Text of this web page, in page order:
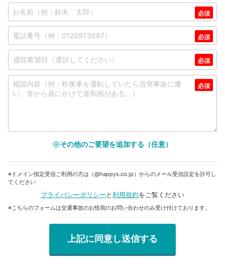
add_circle_outlineその他のご要望を追加する（任意）
※ドメイン指定受信ご利用の方は（@happys.co.jp）からのメール受信設定を許可し
てください
プライバシーポリシーと利用規約をご覧ください
※こちらのフォームは交通事故のお怪我のお問い合わせのみ受け付けております。